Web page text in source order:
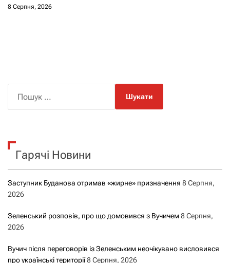
8 Серпня, 2026
к
Гарячі Новини
Заступник Буданова отримав «жирне» призначення 8 Серпня,
2026
Зеленський розповів, про що домовився з Вучичем8 Серпня,
2026
Вучич після переговорів із Зеленським неочікувано висловився
про українські території8 Серпня, 2026